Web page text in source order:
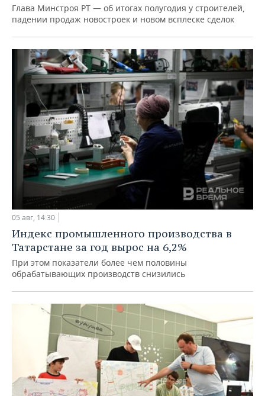
Глава Минстроя РТ — об итогах полугодия у строителей,
падении продаж новостроек и новом всплеске сделок
05 авг, 14:30
Индекс промышленного производства в
Татарстане за год вырос на 6,2%
При этом показатели более чем половины
обрабатывающих производств снизились